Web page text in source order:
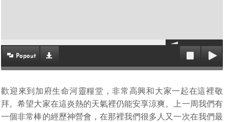
Popout
歡迎來到加府生命河靈糧堂，非常高興和大家一起在這裡敬
拜。希望大家在這炎熱的天氣裡仍能安享涼爽。上一周我們有
一個非常棒的經歷神營會，在那裡我們很多人又一次在我們最